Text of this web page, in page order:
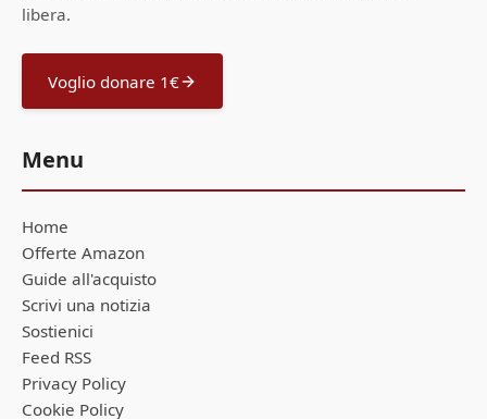
libera.
Voglio donare 1€
Menu
Home
Offerte Amazon
Guide all'acquisto
Scrivi una notizia
Sostienici
Feed RSS
Privacy Policy
Cookie Policy